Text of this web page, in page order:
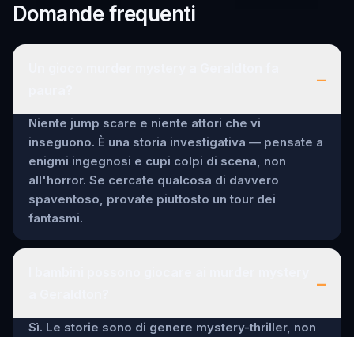
Domande frequenti
–
Niente jump scare e niente attori che vi
inseguono. È una storia investigativa — pensate a
enigmi ingegnosi e cupi colpi di scena, non
all'horror. Se cercate qualcosa di davvero
spaventoso, provate piuttosto un tour dei
fantasmi.
–
Sì. Le storie sono di genere mystery-thriller, non